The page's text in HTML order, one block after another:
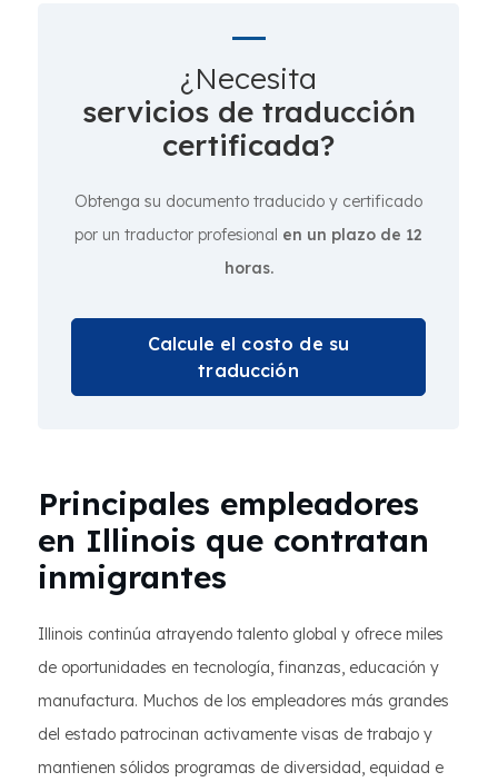
¿Necesita
servicios de traducción
certificada?
Obtenga su documento traducido y certificado
por un traductor profesional en un plazo de 12
horas.
Calcule el costo de su
traducción
Principales empleadores
en Illinois que contratan
inmigrantes
Illinois continúa atrayendo talento global y ofrece miles
de oportunidades en tecnología, finanzas, educación y
manufactura. Muchos de los empleadores más grandes
del estado patrocinan activamente visas de trabajo y
mantienen sólidos programas de diversidad, equidad e